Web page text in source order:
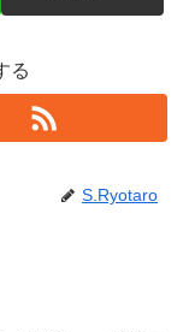
る
S.Ryotaro